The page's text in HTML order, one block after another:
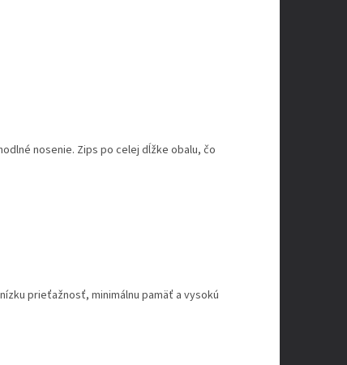
nosenie. Zips po celej dĺžke obalu, čo
prieťažnosť, minimálnu pamäť a vysokú